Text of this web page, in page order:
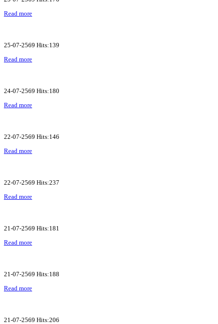
Read more
25-07-2569 Hits:139
Read more
24-07-2569 Hits:180
Read more
22-07-2569 Hits:146
Read more
22-07-2569 Hits:237
Read more
21-07-2569 Hits:181
Read more
21-07-2569 Hits:188
Read more
21-07-2569 Hits:206